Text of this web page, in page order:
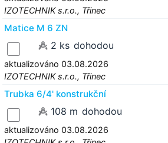
IZOTECHNIK s.r.o., Třinec
Matice M 6 ZN
2 ks dohodou
aktualizováno 03.08.2026
IZOTECHNIK s.r.o., Třinec
Trubka 6/4' konstrukční
108 m dohodou
aktualizováno 03.08.2026